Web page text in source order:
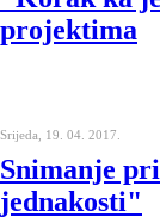
projektima
Srijeda, 19. 04. 2017.
Snimanje
jednakosti"